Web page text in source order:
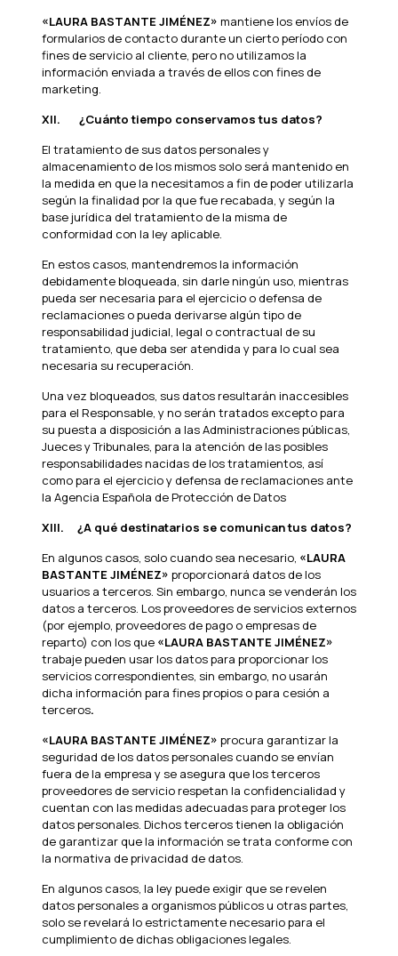
«LAURA BASTANTE JIMÉNEZ» mantiene los envíos de
formularios de contacto durante un cierto período con
fines de servicio al cliente, pero no utilizamos la
información enviada a través de ellos con fines de
marketing.
XII. ¿Cuánto tiempo conservamos tus datos?
El tratamiento de sus datos personales y
almacenamiento de los mismos solo será mantenido en
la medida en que la necesitamos a fin de poder utilizarla
según la finalidad por la que fue recabada, y según la
base jurídica del tratamiento de la misma de
conformidad con la ley aplicable.
En estos casos, mantendremos la información
debidamente bloqueada, sin darle ningún uso, mientras
pueda ser necesaria para el ejercicio o defensa de
reclamaciones o pueda derivarse algún tipo de
responsabilidad judicial, legal o contractual de su
tratamiento, que deba ser atendida y para lo cual sea
necesaria su recuperación.
Una vez bloqueados, sus datos resultarán inaccesibles
para el Responsable, y no serán tratados excepto para
su puesta a disposición a las Administraciones públicas,
Jueces y Tribunales, para la atención de las posibles
responsabilidades nacidas de los tratamientos, así
como para el ejercicio y defensa de reclamaciones ante
la Agencia Española de Protección de Datos
XIII. ¿A qué destinatarios se comunican tus datos?
En algunos casos, solo cuando sea necesario, «LAURA
BASTANTE JIMÉNEZ» proporcionará datos de los
usuarios a terceros. Sin embargo, nunca se venderán los
datos a terceros. Los proveedores de servicios externos
(por ejemplo, proveedores de pago o empresas de
reparto) con los que«LAURA BASTANTE JIMÉNEZ»
trabaje pueden usar los datos para proporcionar los
servicios correspondientes, sin embargo, no usarán
dicha información para fines propios o para cesión a
terceros.
«LAURA BASTANTE JIMÉNEZ» procura garantizar la
seguridad de los datos personales cuando se envían
fuera de la empresa y se asegura que los terceros
proveedores de servicio respetan la confidencialidad y
cuentan con las medidas adecuadas para proteger los
datos personales. Dichos terceros tienen la obligación
de garantizar que la información se trata conforme con
la normativa de privacidad de datos.
En algunos casos, la ley puede exigir que se revelen
datos personales a organismos públicos u otras partes,
solo se revelará lo estrictamente necesario para el
cumplimiento de dichas obligaciones legales.